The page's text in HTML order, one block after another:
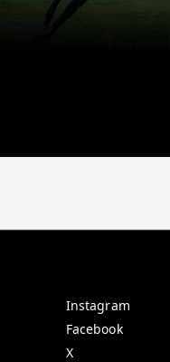
Instagram
Facebook
X